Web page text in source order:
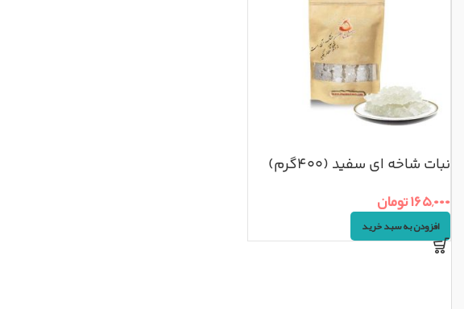
نبات شاخه ای سفید (۴۰۰گرم)
۱۶۵,۰۰۰تومان
افزودن به سبد خرید